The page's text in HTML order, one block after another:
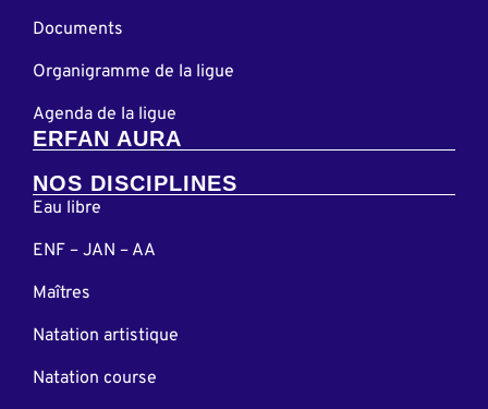
Documents
Organigramme de la ligue
Agenda de la ligue
ERFAN AURA
NOS DISCIPLINES
Eau libre
ENF – JAN – AA
Maîtres
Natation artistique
Natation course